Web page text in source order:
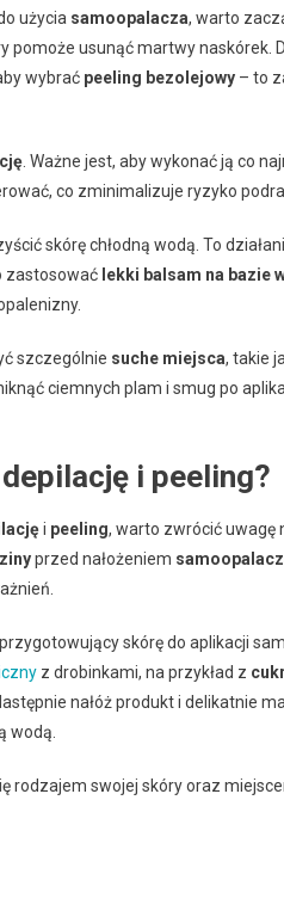
użycia samoopalacza, warto
pomoże usunąć martwy naskórek.
wybrać peeling bezolejowy – to
. Ważne jest, aby wykonać ją co
co zminimalizuje ryzyko
skórę chłodną wodą. To
zastosować lekki balsam na bazie
szczególnie suche miejsca, takie
ciemnych plam i smug po
i peeling?
i peeling, warto zwrócić uwagę
przed nałożeniem
skórę do aplikacji
z drobinkami, na przykład z
nałóż produkt i delikatnie
wodą.
rodzajem swojej skóry oraz